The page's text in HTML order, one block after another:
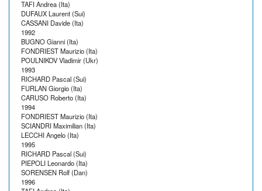
TAFI Andrea (Ita)
DUFAUX Laurent (Sui)
CASSANI Davide (Ita)
1992
BUGNO Gianni (Ita)
FONDRIEST Maurizio (Ita)
POULNIKOV Vladimir (Ukr)
1993
RICHARD Pascal (Sui)
FURLAN Giorgio (Ita)
CARUSO Roberto (Ita)
1994
FONDRIEST Maurizio (Ita)
SCIANDRI Maximilian (Ita)
LECCHI Angelo (Ita)
1995
RICHARD Pascal (Sui)
PIEPOLI Leonardo (Ita)
SORENSEN Rolf (Dan)
1996